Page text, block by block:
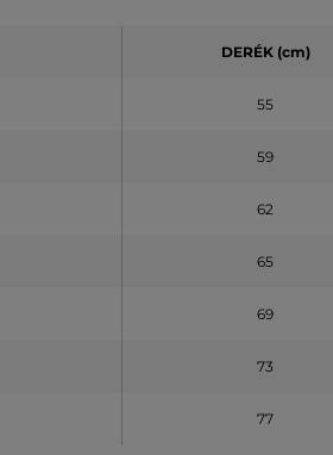
DERÉK (cm)
55
59
62
65
69
73
77